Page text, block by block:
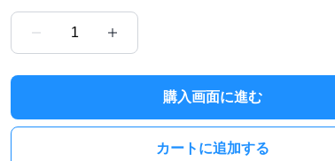
1
購入画面に進む
カートに追加する